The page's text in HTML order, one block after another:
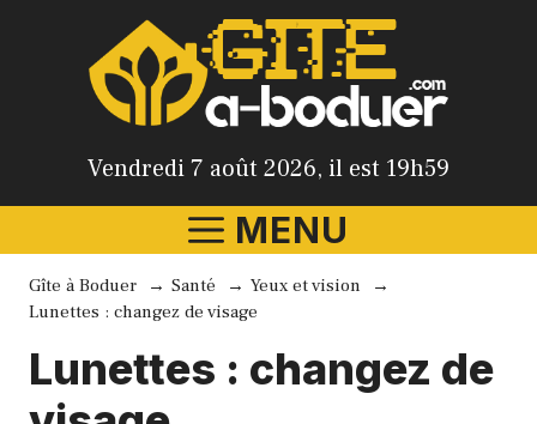
Vendredi 7 août 2026, il est 19h59
MENU
Gîte à Boduer Santé
Yeux et vision
Lunettes : changez de visage
Lunettes : changez de